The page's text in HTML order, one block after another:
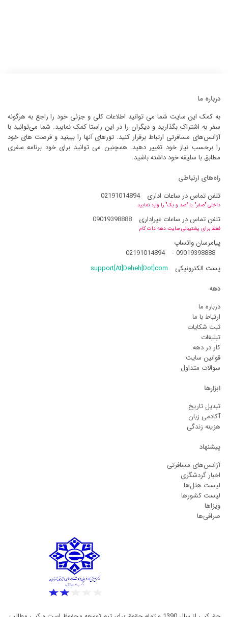
درباره ما
به کمک این سایت شما می توانید اطلاعات کلی و جزئی خود را راجع به هرگونه
سفر به اشتراک بگذارید و دیگران را در این راستا کمک نمایید. شما می‌توانید با
آژانس‌های مسافرتی ارتباط برقرار کنید. تورهای آنها را ببینید و فرصت های خود
را برحسب نیاز خود تغییر دهید. همچنین می توانید برای خود برنامه سفری
مطابق با سلیقه خود داشته باشید.
راه‌های ارتباطی
تلفن تماس در ساعات اداری
02191014894
داخلی "صفر" یا "صد و یک" را وارد نمایید
تلفن تماس در ساعات غیراداری 09019398888
فقط برای پشتیبانی سایت دهه دات کام
پیامرسان واتساپ
09019398888
-
02191014894
پست الکترونیکی
support[At]Deheh[Dot]com
دهه
درباره ما
ارتباط با ما
ثبت شکایات
تبلیغات
کار در دهه
قوانین سایت
سوالات متداول
ابزارها
تبدیل تاریخ
آکادمی زبان
هزینه زندگی
پیشنهاد
آژانس‌های مسافرتی
اخبار گردشگری
لیست هتل‌ها
لیست کشورها
ویزاها
صرافی‌ها